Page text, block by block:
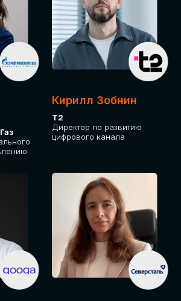
Кирилл Зобнин
Т2
Директор по развитию
цифрового канала
GLOBAL
своим
Будем рады